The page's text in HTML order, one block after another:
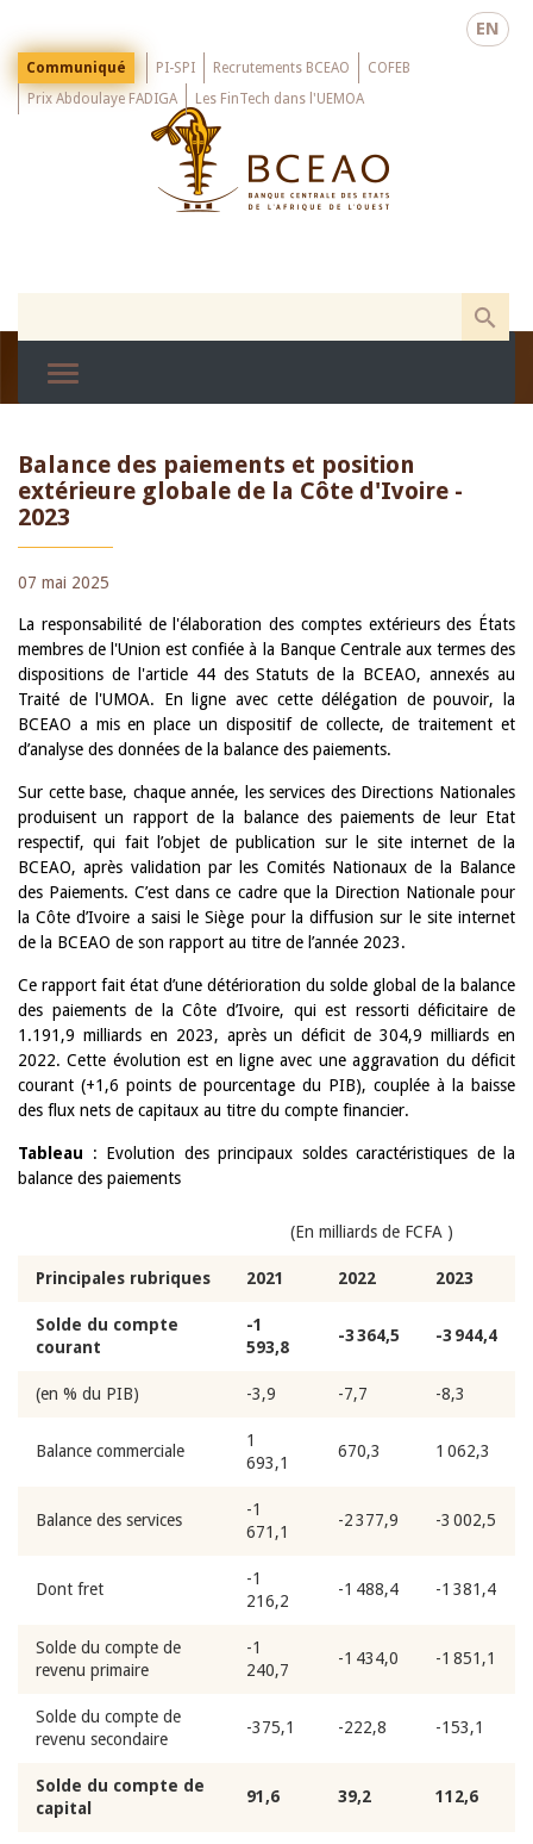
main
content
EN
Menu
Top
Communiqué PI-SPI Recrutements BCEAO
COFEB
Prix Abdoulaye FADIGA
Les FinTech dans l'UEMOA
Balance des paiements et position
extérieure globale de la Côte d'Ivoire -
2023
07 mai 2025
La responsabilité de l'élaboration des comptes extérieurs des États
membres de l'Union est confiée à la Banque Centrale aux termes des
dispositions de l'article 44 des Statuts de la BCEAO, annexés au
Traité de l'UMOA. En ligne avec cette délégation de pouvoir, la
BCEAO a mis en place un dispositif de collecte, de traitement et
d’analyse des données de la balance des paiements.
Sur cette base, chaque année, les services des Directions Nationales
produisent un rapport de la balance des paiements de leur Etat
respectif, qui fait l’objet de publication sur le site internet de la
BCEAO, après validation par les Comités Nationaux de la Balance
des Paiements. C’est dans ce cadre que la Direction Nationale pour
la Côte d’Ivoire a saisi le Siège pour la diffusion sur le site internet
de la BCEAO de son rapport au titre de l’année 2023.
Ce rapport fait état d’une détérioration du solde global de la balance
des paiements de la Côte d’Ivoire, qui est ressorti déficitaire de
1.191,9 milliards en 2023, après un déficit de 304,9 milliards en
2022. Cette évolution est en ligne avec une aggravation du déficit
courant (+1,6 points de pourcentage du PIB), couplée à la baisse
des flux nets de capitaux au titre du compte financier.
Tableau : Evolution des principaux soldes caractéristiques de la
balance des paiements
(En milliards de FCFA )
Principales rubriques 2021 2022 2023
Solde du compte
courant
-1
593,8
-3 364,5 -3 944,4
(en % du PIB) -3,9 -7,7 -8,3
Balance commerciale
1
693,1
670,3 1 062,3
Balance des services
-1
671,1
-2 377,9 -3 002,5
Dont fret
-1
216,2
-1 488,4 -1 381,4
Solde du compte de
revenu primaire
-1
240,7
-1 434,0 -1 851,1
Solde du compte de
revenu secondaire
-375,1 -222,8 -153,1
Solde du compte de
capital
91,6 39,2 112,6